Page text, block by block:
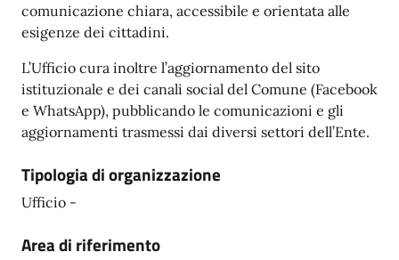
comunicazione chiara, accessibile e orientata alle
esigenze dei cittadini.
L’Ufficio cura inoltre l’aggiornamento del sito
istituzionale e dei canali social del Comune (Facebook
e WhatsApp), pubblicando le comunicazioni e gli
aggiornamenti trasmessi dai diversi settori dell’Ente.
Tipologia di organizzazione
Ufficio -
Area di riferimento